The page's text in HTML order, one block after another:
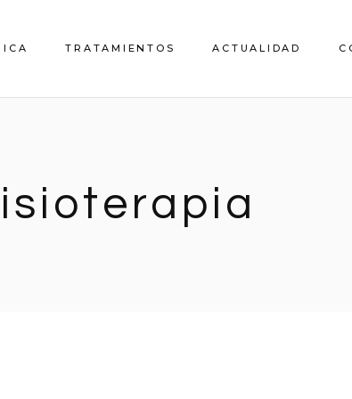
TRATAMIENTOS ACTUALIDAD